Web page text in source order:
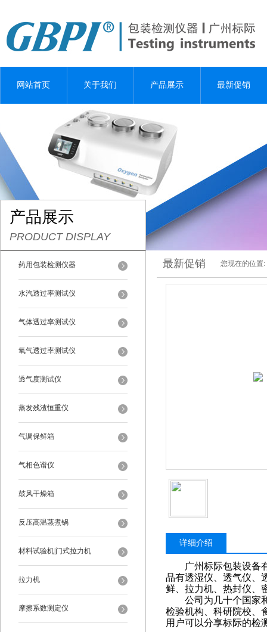
网站首页 关于我们 产品展示 最新促销
产品展示
PRODUCT DISPLAY
药用包装检测仪器
水汽透过率测试仪
气体透过率测试仪
氧气透过率测试仪
透气度测试仪
蒸发残渣恒重仪
气调保鲜箱
气相色谱仪
鼓风干燥箱
反压高温蒸煮锅
材料试验机|门式拉力机
拉力机
摩擦系数测定仪
最新促销 您现在的位置:
详细介绍
广州标际包装设备
品有透湿仪、透气仪、
鲜、拉力机、热封仪、
公司为几十个国家和
检验机构、科研院校、
用户可以分享标际的检